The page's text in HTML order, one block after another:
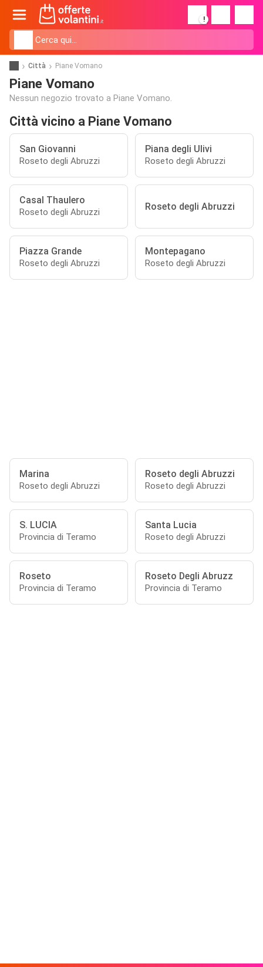
!
Città Piane Vomano
Piane Vomano
Nessun negozio trovato a Piane Vomano.
Città vicino a Piane Vomano
San Giovanni
Roseto degli Abruzzi
Piana degli Ulivi
Roseto degli Abruzzi
Casal Thaulero
Roseto degli Abruzzi Roseto degli Abruzzi
Piazza Grande
Roseto degli Abruzzi
Montepagano
Roseto degli Abruzzi
Marina
Roseto degli Abruzzi
Roseto degli Abruzzi
Roseto degli Abruzzi
S. LUCIA
Provincia di Teramo
Santa Lucia
Roseto degli Abruzzi
Roseto
Provincia di Teramo
Roseto Degli Abruzz
Provincia di Teramo